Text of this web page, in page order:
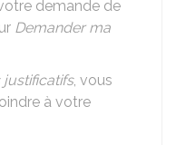
demande de
Demander ma
justificatifs, vous
à votre